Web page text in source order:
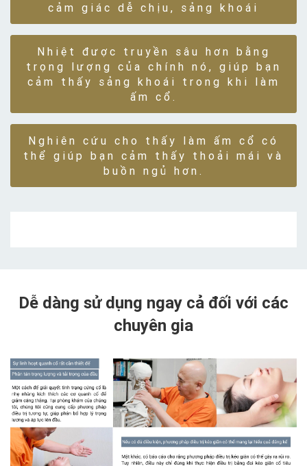
cảm giác dễ chịu, sảng khoái
Nhiệt được truyền sâu hơn bằng
trọng lượng của chính nó, giúp bạn
cảm thấy sảng khoái trong khi làm
ấm cổ.
Nghiên cứu cho thấy làm ấm cổ có
thể giúp bạn cảm thấy thoải mái và
buồn ngủ hơn.
Dễ dàng sử dụng ngay cả đối với các
chuyên gia